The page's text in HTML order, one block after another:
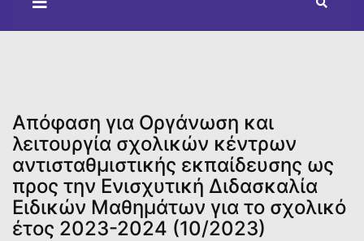
Απόφαση για Οργάνωση και
λειτουργία σχολικών κέντρων
αντισταθμιστικής εκπαίδευσης ως
προς την Ενισχυτική Διδασκαλία
Ειδικών Μαθημάτων για το σχολικό
έτος 2023-2024 (10/2023)